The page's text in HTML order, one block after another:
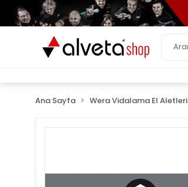
Ana Sayfa Wera Vidalama El Aletleri